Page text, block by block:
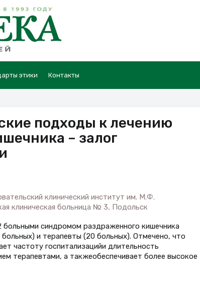
этики Контакты
подходы к лечению
– залог
клинический институт им. М.Ф.
клиническая больница № 3, Подольск
синдромом раздраженного кишечника
и терапевты (20 больных). Отмечено, что
частоту госпитализацийи длительность
терапевтами, а такжеобеспечивает более высокое